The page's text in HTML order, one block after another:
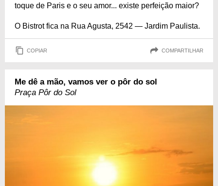
toque de Paris e o seu amor... existe perfeição maior?
O Bistrot fica na Rua Agusta, 2542 — Jardim Paulista.
COPIAR COMPARTILHAR
Me dê a mão, vamos ver o pôr do sol
Praça Pôr do Sol